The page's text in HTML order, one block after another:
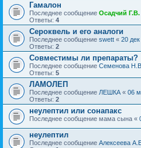
Гамалон
Последнее сообщение Осадчий Г.В.
Ответы: 4
Сероквель и его аналоги
Последнее сообщение swett « 20
Ответы: 2
Совместимы ли препараты?
Последнее сообщение Семенова Н.В.
Ответы: 5
ЛАМОЛЕП
Последнее сообщение ЛЕШКА « 06
Ответы: 2
неулептил или сонапакс
Последнее сообщение мама сына «
неулептил
Последнее сообщение Алексеева